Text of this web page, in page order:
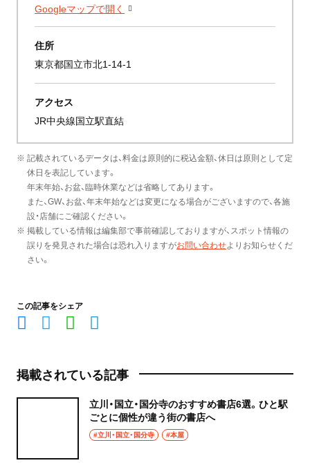
Googleマップで開く
住所
東京都国立市北1-14-1
アクセス
JR中央線国立駅直結
※ 記載されているデータは、料金は原則的に税込金額、休日は原則として定
休日を表記しています。
年末年始、お盆、臨時休業などは省略してあります。
また、GW、お盆、年末年始などは変更になる場合がございますので、各施
設・店舗にご確認ください。
※ 掲載している情報は編集部で事前確認しておりますが、スポット情報の
誤りを発見された場合は恐れ入りますがお問い合わせよりお知らせくだ
さい。
この記事をシェア
掲載されている記事
立川・国立・国分寺のおすすめ書店6選。ひと駅
ごとに個性が違う街の書店へ
#立川・国立・国分寺 #本屋